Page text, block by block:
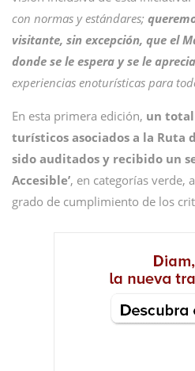
con normas y estándares;
visitante, sin excepción, que el
donde se le espera y se le aprecia
experiencias enoturísticas para
En esta primera edición, un
turísticos asociados a la Ruta
sido auditados y recibido un
Accesible’, en categorías verde,
grado de cumplimiento de los